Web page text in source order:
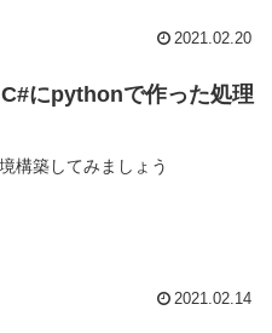
2021.02.20
にpythonで作った処理
構築してみましょう
2021.02.14